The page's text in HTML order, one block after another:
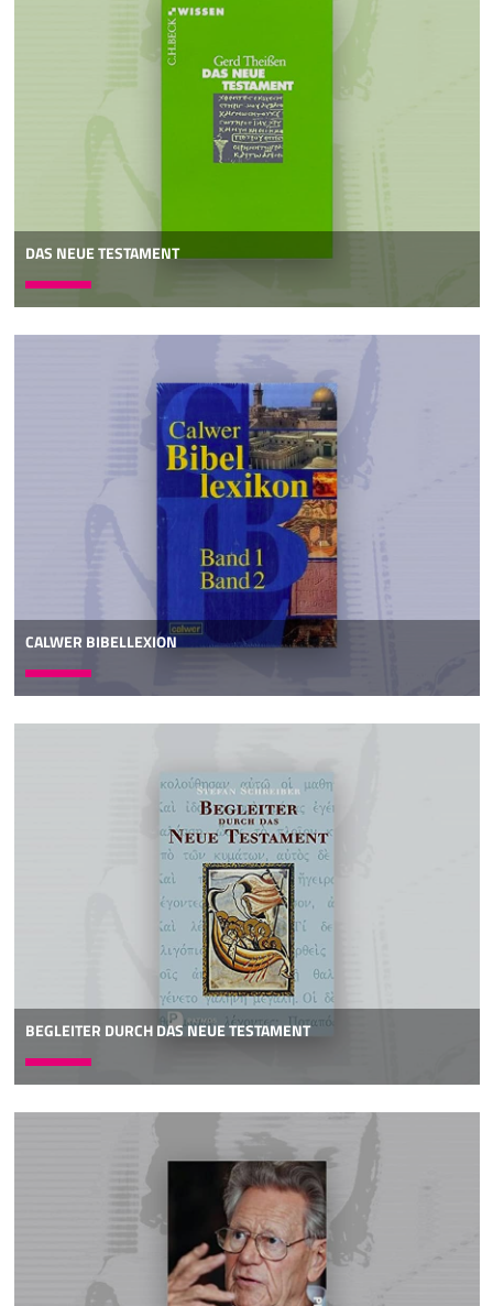
DAS NEUE TESTAMENT
CALWER BIBELLEXION
BEGLEITER DURCH DAS NEUE TESTAMENT